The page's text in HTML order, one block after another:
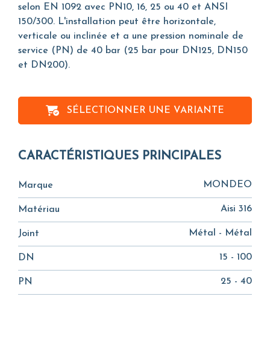
selon EN 1092 avec PN10, 16, 25 ou 40 et ANSI
150/300. L'installation peut être horizontale,
verticale ou inclinée et a une pression nominale de
service (PN) de 40 bar (25 bar pour DN125, DN150
et DN200).
SÉLECTIONNER UNE VARIANTE
CARACTÉRISTIQUES PRINCIPALES
Marque MONDEO
Matériau Aisi 316
Joint Métal - Métal
DN 15 - 100
PN 25 - 40